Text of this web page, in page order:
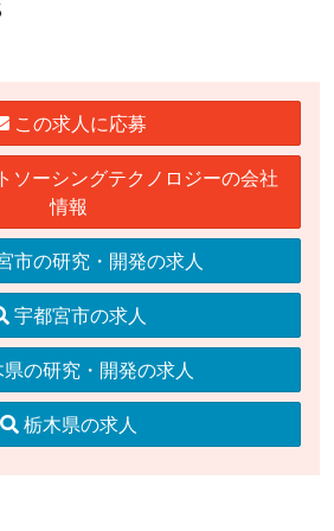
この求人に応募
ソーシングテクノロジーの会社
情報
市の研究・開発の求人
宇都宮市の求人
の研究・開発の求人
栃木県の求人